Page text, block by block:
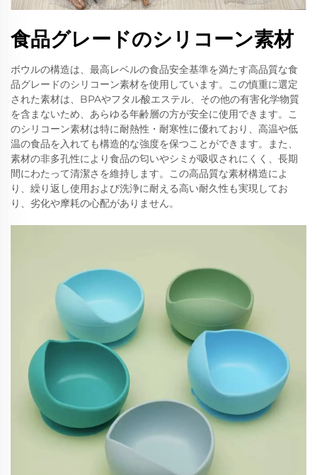
食品グレードのシリコーン素材
ボウルの構造は、最高レベルの食品安全基準を満たす高品質な食
品グレードのシリコーン素材を使用しています。この慎重に選定
された素材は、BPAやフタル酸エステル、その他の有害化学物質
を含まないため、あらゆる年齢層の方が安全に使用できます。こ
のシリコーン素材は特に耐熱性・耐寒性に優れており、高温や低
温の食品を入れても構造的な強度を保つことができます。また、
素材の非多孔性により食品の匂いやシミが吸収されにくく、長期
間にわたって清潔さを維持します。この高品質な素材構造によ
り、繰り返し使用および洗浄に耐える高い耐久性も実現してお
り、劣化や摩耗の心配がありません。